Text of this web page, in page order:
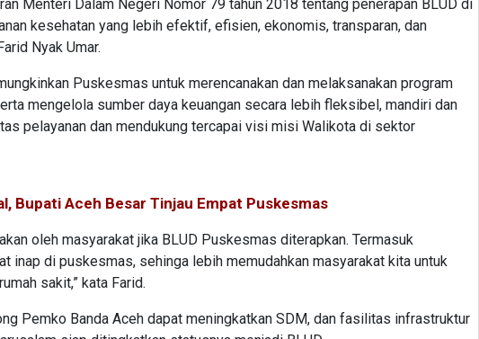
Menteri Dalam Negeri Nomor 79 tahun 2018 tentang penerapan BLUD di
kesehatan yang lebih efektif, efisien, ekonomis, transparan, dan
Nyak Umar.
Puskesmas untuk merencanakan dan melaksanakan program
mengelola sumber daya keuangan secara lebih fleksibel, mandiri dan
pelayanan dan mendukung tercapai visi misi Walikota di sektor
Bupati Aceh Besar Tinjau Empat Puskesmas
oleh masyarakat jika BLUD Puskesmas diterapkan. Termasuk
inap di puskesmas, sehinga lebih memudahkan masyarakat kita untuk
sakit,” kata Farid.
Pemko Banda Aceh dapat meningkatkan SDM, dan fasilitas infrastruktur